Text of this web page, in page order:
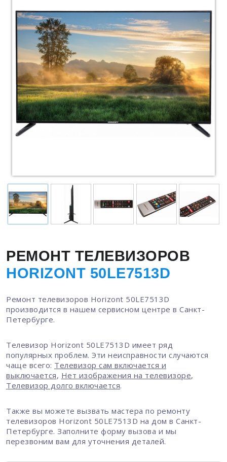
РЕМОНТ ТЕЛЕВИЗОРОВ
HORIZONT 50LE7513D
Ремонт телевизоров Horizont 50LE7513D
производится в нашем сервисном центре в Санкт-
Петербурге.
Телевизор Horizont 50LE7513D имеет ряд
популярных проблем. Эти неисправности случаются
чаще всего: Телевизор сам включается и
выключается, Нет изображения на телевизоре,
Телевизор долго включается.
Также вы можете вызвать мастера по ремонту
телевизоров Horizont 50LE7513D на дом в Санкт-
Петербурге. Заполните форму вызова и мы
перезвоним вам для уточнения деталей.